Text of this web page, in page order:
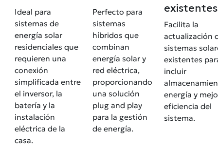
Ideal para
sistemas de
energía solar
residenciales que
requieren una
conexión
simplificada entre
el inversor, la
batería y la
instalación
eléctrica de la
casa.
Perfecto para
sistemas
híbridos que
combinan
energía solar y
red eléctrica,
proporcionando
una solución
plug and play
para la gestión
de energía.
existentes
Facilita la
actualización
sistemas
existentes
incluir
energía y
eficiencia del
sistema.